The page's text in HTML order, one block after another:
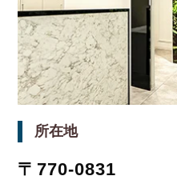
所在地
〒770-0831